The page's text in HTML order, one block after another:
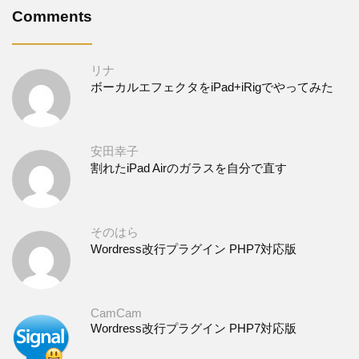
Comments
リナ
ボーカルエフェクタをiPad+iRigでやってみた
安田幸子
割れたiPad Airのガラスを自分で直す
そのはら
Wordress改行プラグイン PHP7対応版
CamCam
Wordress改行プラグイン PHP7対応版